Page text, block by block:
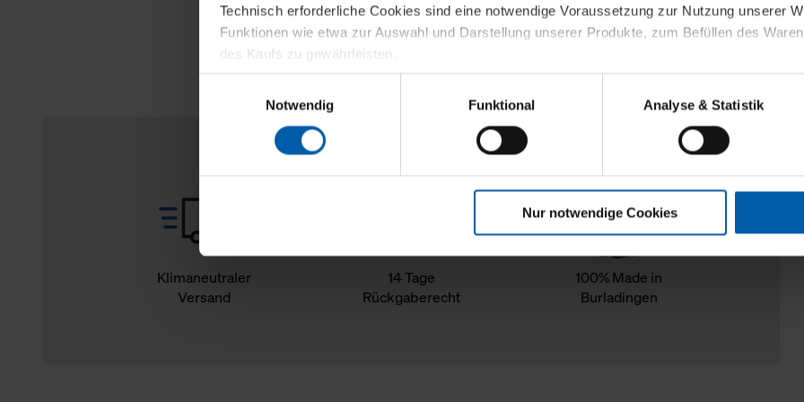
Technisch erforderliche Cookies sind eine notwendige Voraussetzung zur Nutzung unserer
Funktionen wie etwa zur Auswahl und Darstellung unserer Produkte, zum Befüllen des
des Kaufs zu gewährleisten.
Für die Darstellung personalisierter Angebote, Anzeigen und Inhalte aufgrund Ihres
sowie für Marketing-, Statistik- und Tracking-Zwecke zur Analyse und Optimierung unserer
personenbezogene Informationen. Diese übermitteln wir in anonymisierter Form an Dritte
Klicken Sie auf "Alle erlauben", damit wir alle Cookies und Web-Technologien für Ihr
verwenden dürfen. Über die jeweiligen Schaltflächen können Sie die Arten der Cookies selbst
Notwendig
Funktional Analyse & Statistik
Nur notwendige Cookies
Klimaneutraler
Versand
14 Tage
Rückgaberecht
100% Made in
Burladingen